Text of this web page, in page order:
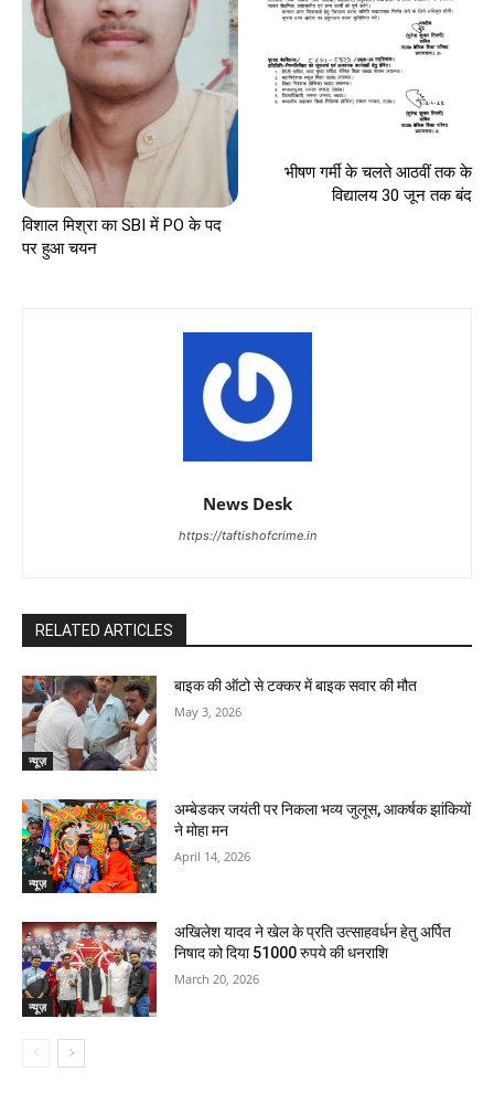
विशाल मिश्रा का SBI में PO के पद
पर हुआ चयन
भीषण गर्मी के चलते आठवीं तक के
विद्यालय 30 जून तक बंद
News Desk
https://taftishofcrime.in
RELATED ARTICLES
न्यूज़
बाइक की ऑटो से टक्कर में बाइक सवार की मौत
May 3, 2026
न्यूज़
अम्बेडकर जयंती पर निकला भव्य जुलूस, आकर्षक झांकियों
ने मोहा मन
April 14, 2026
न्यूज़
अखिलेश यादव ने खेल के प्रति उत्साहवर्धन हेतु अर्पित
निषाद को दिया 51000 रुपये की धनराशि
March 20, 2026